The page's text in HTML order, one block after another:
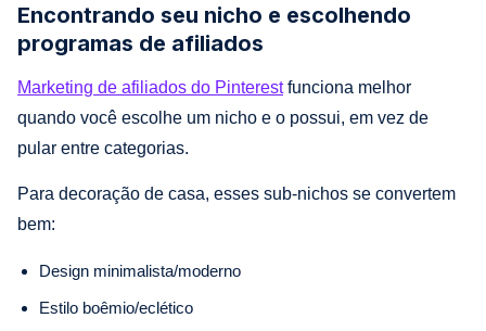
Encontrando seu nicho e escolhendo
programas de afiliados
Marketing de afiliados do Pinterestfunciona melhor
quando você escolhe um nicho e o possui, em vez de
pular entre categorias.
Para decoração de casa, esses sub-nichos se convertem
bem:
Design minimalista/moderno
Estilo boêmio/eclético